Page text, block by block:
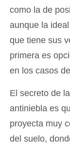
como la de
aunque la
que tiene sus
primera es
en los casos
El secreto de
antiniebla es
proyecta muy
del suelo,